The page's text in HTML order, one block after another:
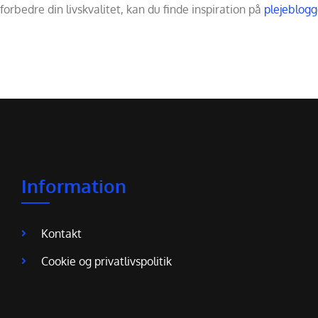
forbedre din livskvalitet, kan du finde inspiration på
Information
Kontakt
Cookie og privatlivspolitik